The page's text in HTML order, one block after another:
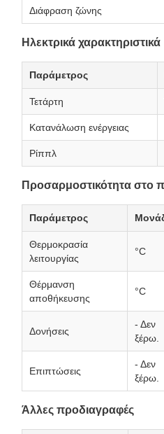
Διάφραση ζώνης
Ηλεκτρικά χαρακτηριστικά
Παράμετρος
Τετάρτη
Κατανάλωση ενέργειας
Ρίππλ
Προσαρμοστικότητα στο
Παράμετρος
Θερμοκρασία
λειτουργίας
°C
Θέρμανση
αποθήκευσης
°C
Δονήσεις
- Δεν
ξέρω.
Επιπτώσεις
- Δεν
ξέρω.
Άλλες προδιαγραφές